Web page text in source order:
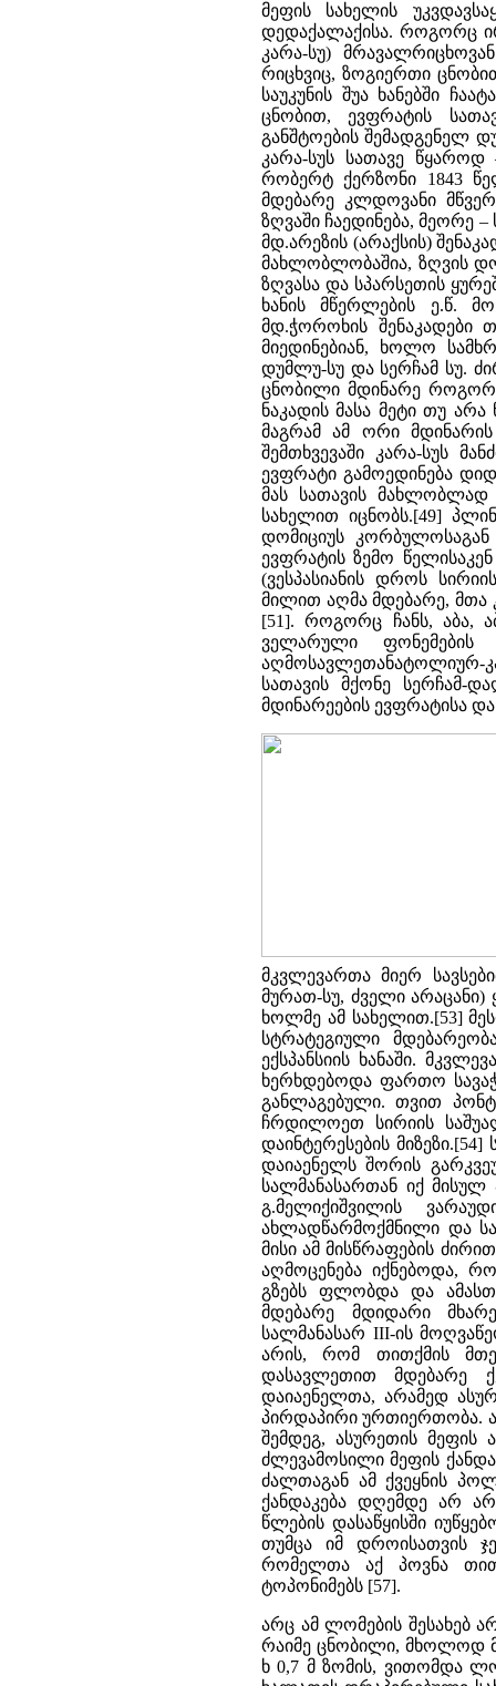
მეფის სახელის
დედაქალაქისა. როგორც
კარა-სუ)
რიცხვიც, ზოგიერთი
საუკუნის შუა ხანებში
ცნობით, ევფრატის
განშტოების შემადგენელ
კარა-სუს სათავე
რობერტ ქერზონი 1843
მდებარე კლდოვანი
ზღვაში ჩაედინება, მეორე –
მდ.არეზის (არაქსის)
მახლობლობაშია, ზღვის
ზღვასა და სპარსეთის
ხანის მწერლების ე.წ.
მდ.ჭოროხის
მიედინებიან, ხოლო
დუმლუ-სუ და სერჩამ სუ.
ცნობილი მდინარე როგორც
ნაკადის მასა მეტი თუ
მაგრამ ამ ორი მდინარის
შემთხვევაში კარა-სუს
ევფრატი გამოედინება
მას სათავის მახლობლად
სახელით იცნობს.[49]
დომიციუს
ევფრატის ზემო
(ვესპასიანის დროს
მილით აღმა მდებარე, მთა
[51]. როგორც ჩანს, აბა,
ველარული
აღმოსავლეთანატოლიურ-
სათავის მქონე სერჩამ-
მდინარეების ევფრატისა
მკვლევართა მიერ
მურათ-სუ, ძველი
ხოლმე ამ სახელით.[53]
სტრატეგიული
ექსპანსიის ხანაში.
ხერხდებოდა ფართო
განლაგებული. თვით
ჩრდილოეთ სირიის
დაინტერესების
დაიაენელს შორის
სალმანასართან იქ მისულ
გ.მელიქიშვილის
ახლადწარმოქმნილი და
მისი ამ მისწრაფების
აღმოცენება იქნებოდა,
გზებს ფლობდა და
მდებარე მდიდარი
სალმანასარ III-ის
არის, რომ თითქმის
დასავლეთით მდებარე
დაიაენელთა, არამედ
პირდაპირი ურთიერთობა.
შემდეგ, ასურეთის მეფის
ძლევამოსილი მეფის
ძალთაგან ამ ქვეყნის
ქანდაკება დღემდე არ
წლების დასაწყისში
თუმცა იმ დროისათვის
რომელთა აქ პოვნა
ტოპონიმებს [57].
არც ამ ლომების შესახებ
რაიმე ცნობილი, მხოლოდ
ხ 0,7 მ ზომის, ვითომდა